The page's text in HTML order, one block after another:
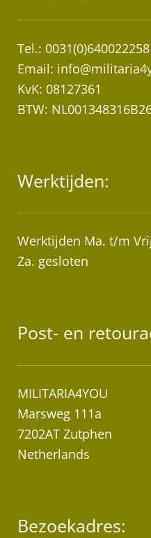
Tel.: 0031(0)640022258
Email:
KvK: 08127361
BTW:
Werktijden:
Werktijden Ma. t/m
Za. gesloten
Post- en
MILITARIA4YOU
Marsweg 111a
7202AT Zutphen
Netherlands
Bezoekadres: